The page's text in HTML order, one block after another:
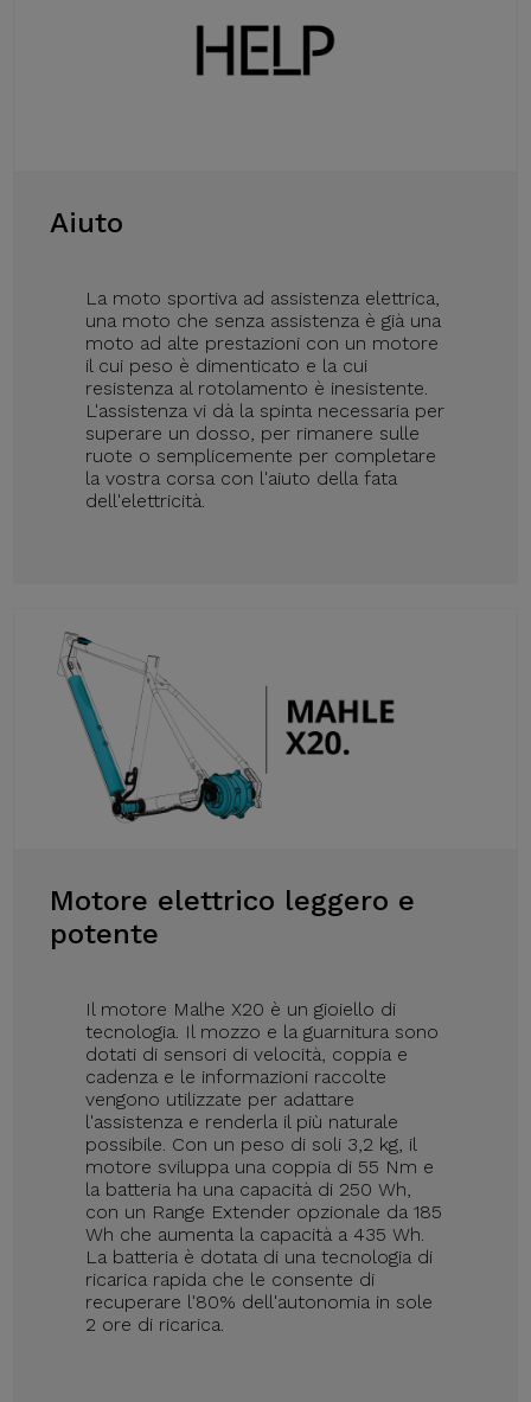
Aiuto
La moto sportiva ad assistenza elettrica,
una moto che senza assistenza è già una
moto ad alte prestazioni con un motore
il cui peso è dimenticato e la cui
resistenza al rotolamento è inesistente.
L'assistenza vi dà la spinta necessaria per
superare un dosso, per rimanere sulle
ruote o semplicemente per completare
la vostra corsa con l'aiuto della fata
dell'elettricità.
Motore elettrico leggero e
potente
Il motore Malhe X20 è un gioiello di
tecnologia. Il mozzo e la guarnitura sono
dotati di sensori di velocità, coppia e
cadenza e le informazioni raccolte
vengono utilizzate per adattare
l'assistenza e renderla il più naturale
possibile. Con un peso di soli 3,2 kg, il
motore sviluppa una coppia di 55 Nm e
la batteria ha una capacità di 250 Wh,
con un Range Extender opzionale da 185
Wh che aumenta la capacità a 435 Wh.
La batteria è dotata di una tecnologia di
ricarica rapida che le consente di
recuperare l'80% dell'autonomia in sole
2 ore di ricarica.